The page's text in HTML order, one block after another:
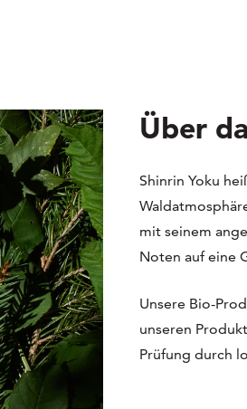
Über
Shinrin Yoku
mit seinem
Noten auf eine
Unsere Bio-
unseren
Prüfung durch